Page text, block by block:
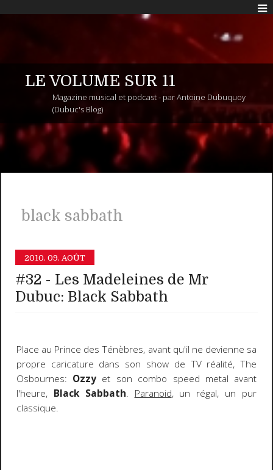
LE VOLUME SUR 11
Magazine musical et podcast - par Antoine Dubuquoy
(Dubuc's Blog)
black sabbath
2010. 09. AOÛT
#32 - Les Madeleines de Mr
Dubuc: Black Sabbath
Place au Prince des Ténèbres, avant qu'il ne devienne sa
propre caricature dans son show de TV réalité, The
Osbournes: Ozzy et son combo speed metal avant
l'heure, Black Sabbath. Paranoid, un régal, un pur
classique.